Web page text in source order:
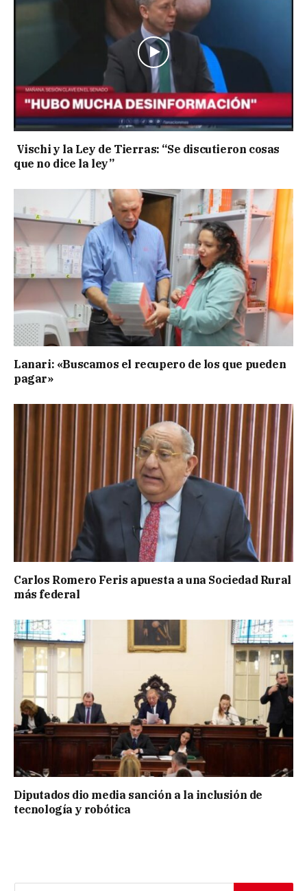
Vischi y la Ley de Tierras: “Se discutieron cosas
que no dice la ley”
Lanari: «Buscamos el recupero de los que pueden
pagar»
Carlos Romero Feris apuesta a una Sociedad Rural
más federal
Diputados dio media sanción a la inclusión de
tecnología y robótica